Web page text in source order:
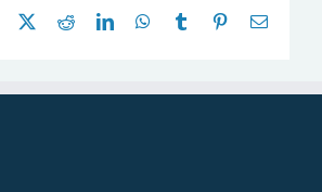
Facebook RedditLinkedInWhatsApp
Tumblr Pinterest
E-